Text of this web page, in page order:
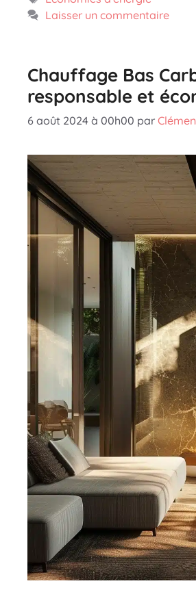
Laisser un commentaire
Chauffage Bas
responsable et
6 août 2024 à 00h00 par